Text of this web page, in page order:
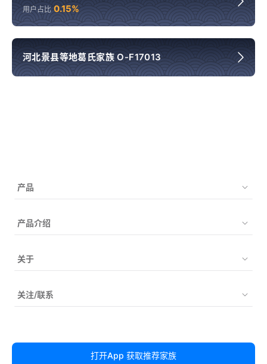
用户占比 0.15%
河北景县等地葛氏家族 O-F17013
产品
购买
检测项目
博客
产品介绍
祖源
遗传病筛查
关于
关于我们
关注/联系
川公网安备51019002003334号 蜀ICP备15010263号
打开App 获取推荐家族